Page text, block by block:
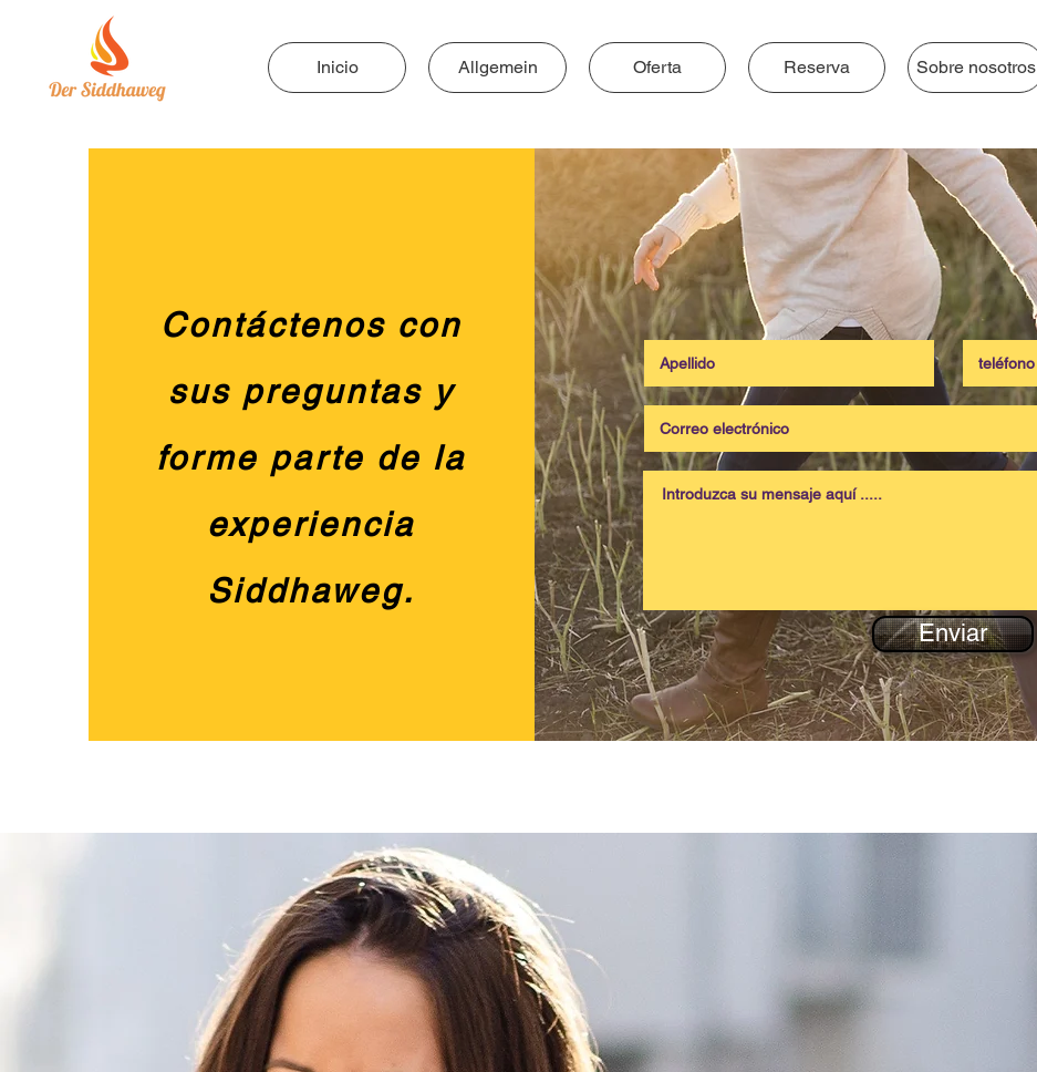
Inicio Allgemein Oferta Reserva Sobre nosotros
Contáctenos con
sus preguntas y
forme parte de la
experiencia
Siddhaweg.
Enviar